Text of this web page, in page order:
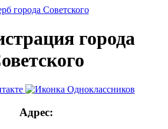
города
Адрес: